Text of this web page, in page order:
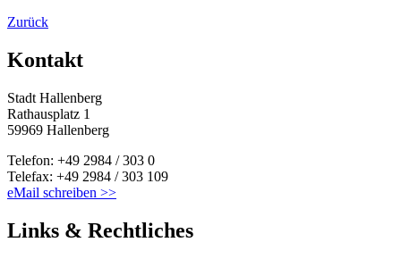
Zurück
Kontakt
Stadt Hallenberg
Rathausplatz 1
59969 Hallenberg
Telefon: +49 2984 / 303 0
Telefax: +49 2984 / 303 109
eMail schreiben >>
Links & Rechtliches